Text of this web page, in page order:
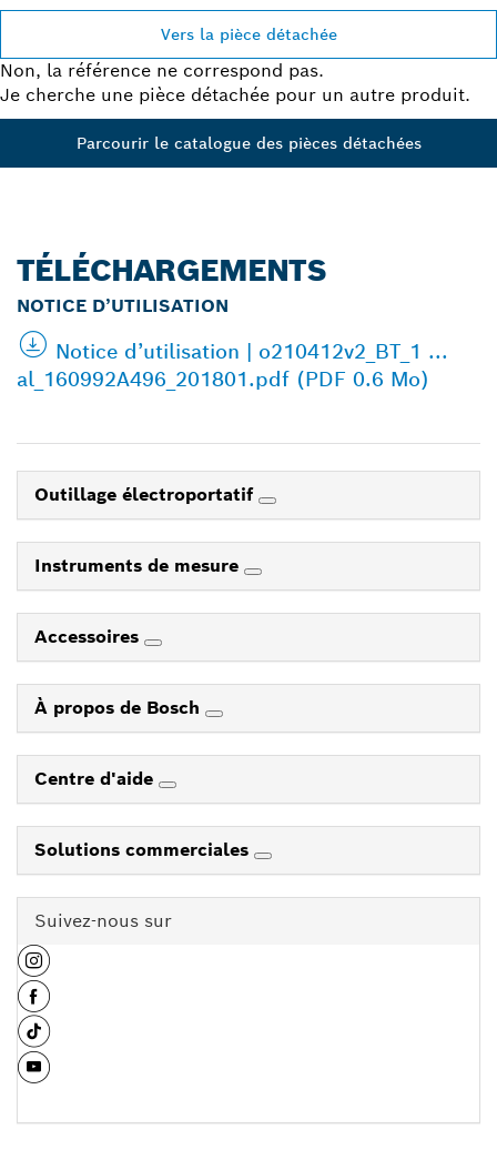
Vers la pièce détachée
Non, la référence ne correspond pas.
Je cherche une pièce détachée pour un autre produit.
Parcourir le catalogue des pièces détachées
TÉLÉCHARGEMENTS
NOTICE D’UTILISATION
Notice d’utilisation | o210412v2_BT_1 ...
al_160992A496_201801.pdf (PDF 0.6 Mo)
Outillage électroportatif
Instruments de mesure
Accessoires
À propos de Bosch
Centre d'aide
Solutions commerciales
Suivez-nous sur